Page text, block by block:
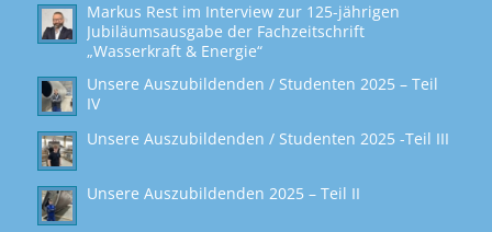
Markus Rest im Interview zur 125-jährigen
Jubiläumsausgabe der Fachzeitschrift
„Wasserkraft & Energie“
Unsere Auszubildenden / Studenten 2025 – Teil
IV
Unsere Auszubildenden / Studenten 2025 -Teil III
Unsere Auszubildenden 2025 – Teil II